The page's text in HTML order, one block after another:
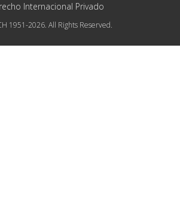
Internacional Privado
1951-2026. All Rights Reserved.